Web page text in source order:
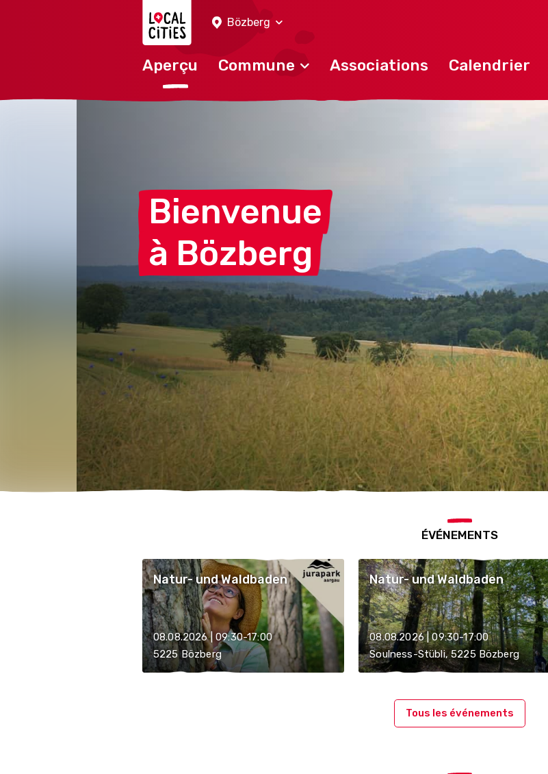
Bözberg
Aperçu Commune Associations Calendrier
Bienvenue
à Bözberg
ÉVÉNEMENTS
Natur- und Waldbaden
08.08.2026 | 09:30-17:00
5225 Bözberg
Natur- und Waldbaden
08.08.2026 | 09:30-17:00
Soulness-Stübli, 5225 Bözberg
Tous les événements